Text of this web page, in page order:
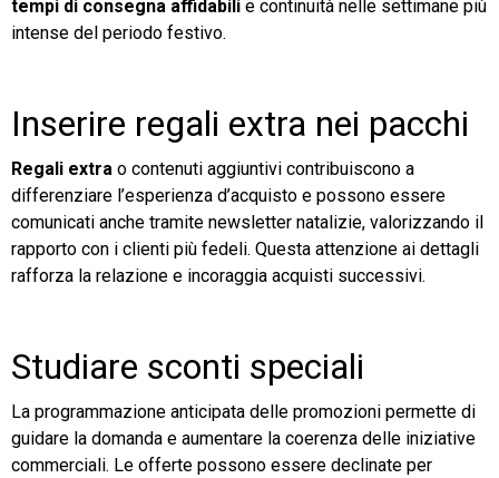
tempi di consegna affidabili e continuità nelle settimane più
intense del periodo festivo.
Inserire regali extra nei pacchi
Regali extra o contenuti aggiuntivi contribuiscono a
differenziare l’esperienza d’acquisto e possono essere
comunicati anche tramite newsletter natalizie, valorizzando il
rapporto con i clienti più fedeli. Questa attenzione ai dettagli
rafforza la relazione e incoraggia acquisti successivi.
Studiare sconti speciali
La programmazione anticipata delle promozioni permette di
guidare la domanda e aumentare la coerenza delle iniziative
commerciali. Le offerte possono essere declinate per